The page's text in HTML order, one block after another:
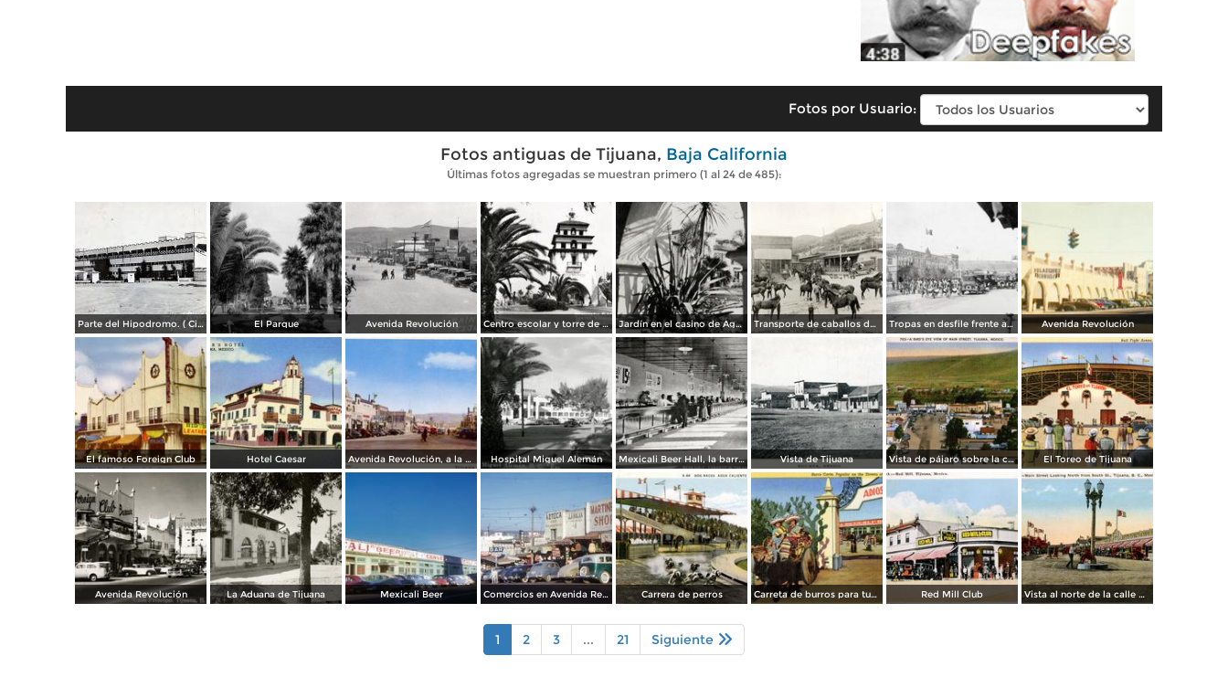
Fotos por Usuario:
Fotos antiguas de Tijuana, Baja California
Últimas fotos agregadas se muestran primero (1 al 24 de 485):
Parte del Hipodromo. ( Circulada el 12 de Julio de 1922 ). El Parque Avenida Revolución Centro escolar y torre de Agua Caliente Jardín en el casino de Agua Caliente Transporte de caballos del hipódromo hacia Estados Unidos Tropas en desfile frente al Palacio Federal Avenida Revolución
El famoso Foreign Club Hotel Caesar Avenida Revolución, a la entrada Hospital Miguel Alemán Mexicali Beer Hall, la barra más grande del mundo Vista de Tijuana Vista de pájaro sobre la calle principal de Tijuana El Toreo de Tijuana
Avenida Revolución La Aduana de Tijuana Mexicali Beer Comercios en Avenida Revolución Carrera de perros Carreta de burros para turistas Red Mill Club Vista al norte de la calle principal, desde la Calle Sur
1 2 3 ... 21 Siguiente